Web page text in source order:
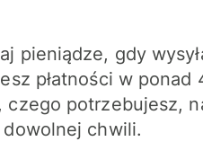
pieniądze, gdy
płatności w ponad
czego potrzebujesz,
chwili.